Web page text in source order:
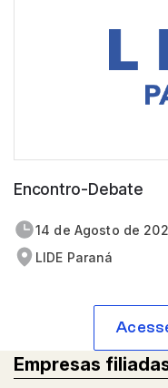
Encontro-Debate
14 de agosto de
LIDE Paraná
Empresas